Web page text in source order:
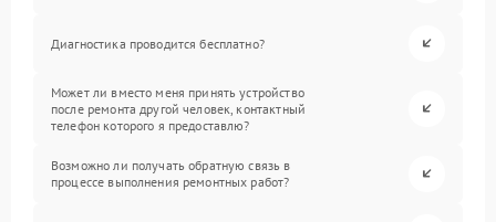
Диагностика проводится бесплатно?
Может ли вместо меня принять устройство
после ремонта другой человек, контактный
телефон которого я предоставлю?
Возможно ли получать обратную связь в
процессе выполнения ремонтных работ?